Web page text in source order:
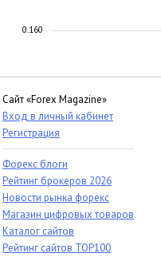
0.160
Сайт «Forex Magazine»
Вход в личный кабинет
Регистрация
Форекс блоги
Рейтинг брокеров 2026
Новости рынка форекс
Магазин цифровых товаров
Каталог сайтов
Рейтинг сайтов TOP100